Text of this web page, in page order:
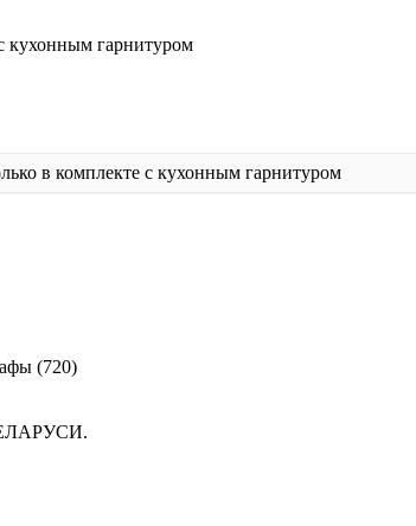
кухонным гарнитуром
в комплекте с кухонным гарнитуром
(720)